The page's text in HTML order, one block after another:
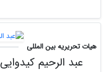
هیات تحریریه بین المللی
عبد الرحیم کیدوایی